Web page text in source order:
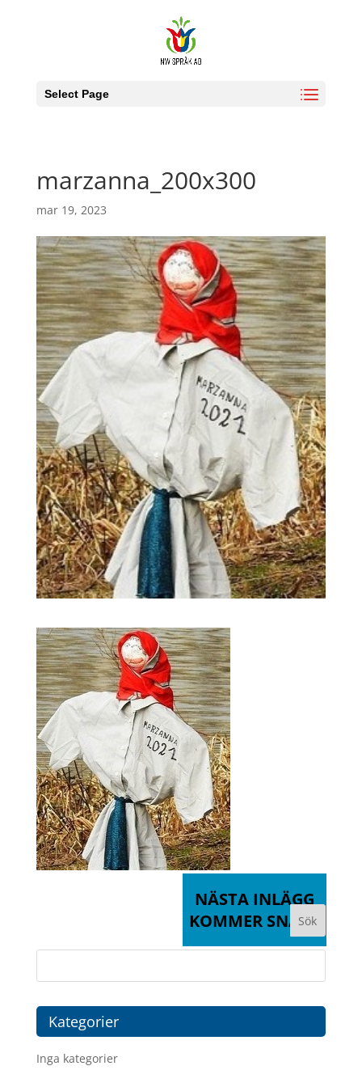
Select Page
marzanna_200x300
mar 19, 2023
NÄSTA INLÄGG
KOMMER SNART
Kategorier
Inga kategorier